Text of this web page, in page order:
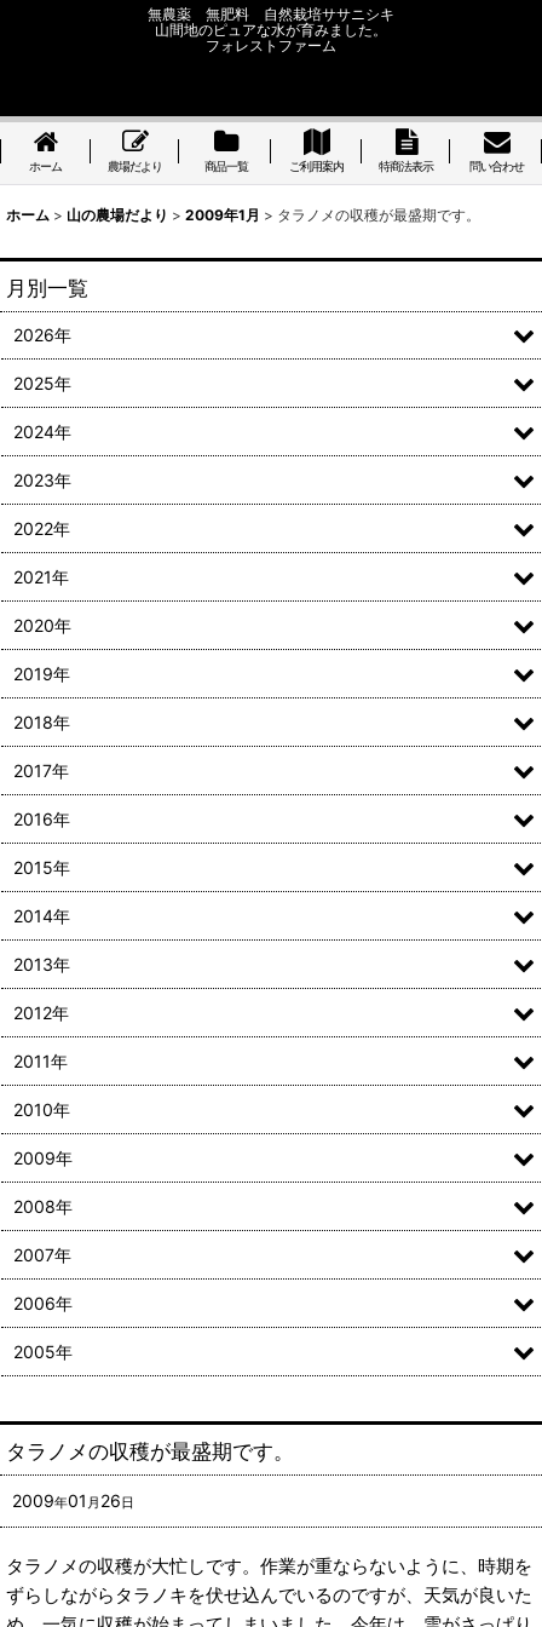
無農薬 無肥料 自然栽培ササニシキ
山間地のピュアな水が育みました。
フォレストファーム
ホーム 農場だより 商品一覧 ご利用案内 特商法表示 問い合わせ
ホーム > 山の農場だより > 2009年1月 > タラノメの収穫が最盛期です。
タラノメの収穫が最盛期です。
2009年01 月 26日
タラノメの収穫が大忙しです。作業が重ならないように、時期を
ずらしながらタラノキを伏せ込んでいるのですが、天気が良いた
月別一覧
2026年
2025年
2024年
2023年
2022年
2021年
2020年
2019年
2018年
2017年
2016年
2015年
2014年
2013年
2012年
2011年
2010年
2009年
2008年
2007年
2006年
2005年